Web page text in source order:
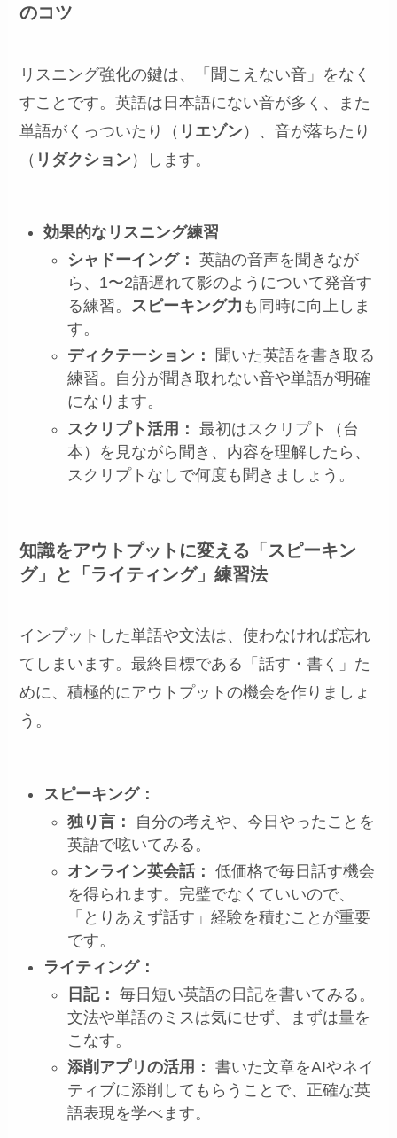
のコツ
リスニング強化の鍵は、「聞こえない音」をなく
すことです。英語は日本語にない音が多く、また
単語がくっついたり（ リエゾン ）、音が落ちたり
（ リダクション ）します。
効果的なリスニング練習
シャドーイング： 英語の音声を聞きなが
ら、1〜2語遅れて影のようについて発音す
る練習。 スピーキング力 も同時に向上しま
す。
ディクテーション：
聞いた英語を書き取る
練習。自分が聞き取れない音や単語が明確
になります。
スクリプト活用： 最初はスクリプト（台
本）を見ながら聞き、内容を理解したら、
スクリプトなしで何度も聞きましょう。
知識をアウトプットに変える「スピーキン
グ」と「ライティング」練習法
インプットした単語や文法は、使わなければ忘れ
てしまいます。最終目標である「話す・書く」た
めに、積極的にアウトプットの機会を作りましょ
う。
スピーキング：
独り言：
自分の考えや、今日やったことを
英語で呟いてみる。
オンライン英会話： 低価格で毎日話す機会
を得られます。完璧でなくていいので、
「とりあえず話す」経験を積むことが重要
です。
ライティング：
日記： 毎日短い英語の日記を書いてみる。
文法や単語のミスは気にせず、まずは量を
こなす。
添削アプリの活用： 書いた文章をAIやネイ
ティブに添削してもらうことで、正確な英
語表現を学べます。